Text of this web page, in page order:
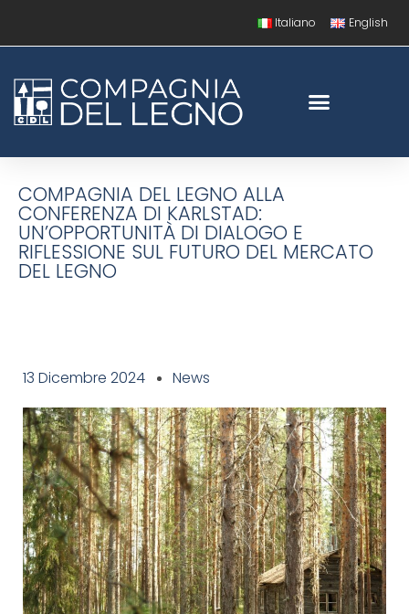
Italiano English
COMPAGNIA DEL LEGNO ALLA
CONFERENZA DI KARLSTAD:
UN’OPPORTUNITÀ DI DIALOGO E
RIFLESSIONE SUL FUTURO DEL MERCATO
DEL LEGNO
13 Dicembre 2024 News